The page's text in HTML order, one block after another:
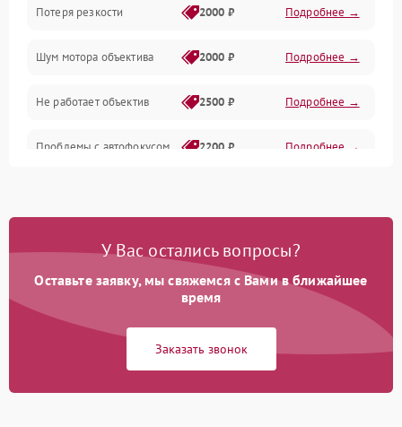
Аудио
Потеря резкости 2000 ₽ Подробнее →
Шум мотора объектива 2000 ₽ Подробнее →
Не работает объектив 2500 ₽ Подробнее →
Проблемы с автофокусом 2200 ₽ Подробнее →
Плохое качество
2500 ₽ Подробнее →
Не работает зум Подробнее →
Не работает стабилизация
У Вас остались вопросы?
Оставьте заявку, мы свяжемся с Вами в ближайшее
время
Заказать звонок